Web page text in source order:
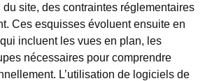
site, des contraintes réglementaires
Ces esquisses évoluent ensuite en
incluent les vues en plan, les
nécessaires pour comprendre
L’utilisation de logiciels de